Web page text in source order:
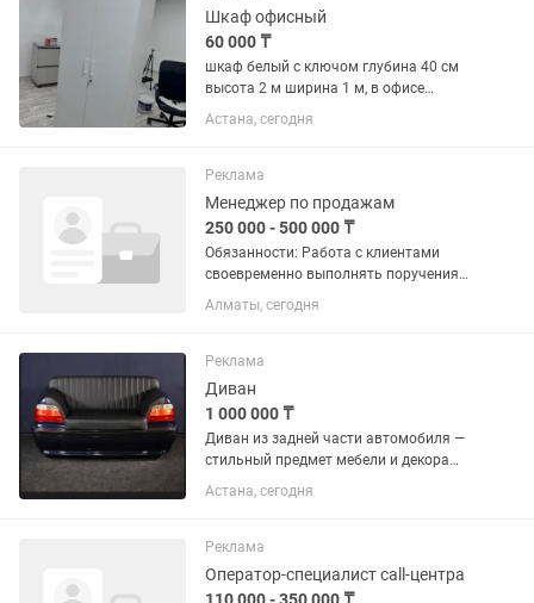
Шкаф офисный
60 000 ₸
шкаф белый с ключом глубина 40 см
высота 2 м ширина 1 м, в офисе
немного использовался в отличном
состоянии
Астана, сегодня
Реклама
Менеджер по продажам
250 000 - 500 000 ₸
Обязанности: Работа с клиентами
своевременно выполнять поручения
Требования: Пунктуальность
Вежливость Условия: работа в офисе,
обрабатывание заявок, привлечение
новых...
Алматы, сегодня
Реклама
Диван
1 000 000 ₸
Диван из задней части автомобиля —
стильный предмет мебели и декора
Продается оригинальный диван,
изготовленный из задней части
гаража, автосервиса, лаунж-зоны,...
Астана, сегодня
Реклама
Оператор-специалист call-центра